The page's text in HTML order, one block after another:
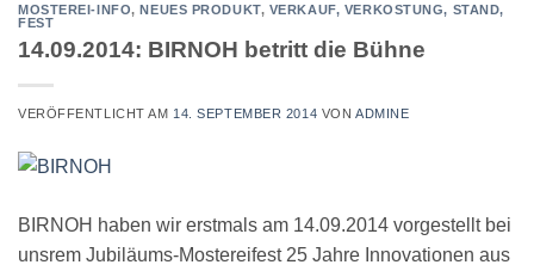
MOSTEREI-INFO,NEUES PRODUKT, VERKAUF, VERKOSTUNG, STAND,
FEST
14.09.2014: BIRNOH betritt die Bühne
VERÖFFENTLICHT AM 14. SEPTEMBER 2014 VON ADMINE
BIRNOH haben wir erstmals am 14.09.2014 vorgestellt bei
unsrem Jubiläums-Mostereifest 25 Jahre Innovationen aus